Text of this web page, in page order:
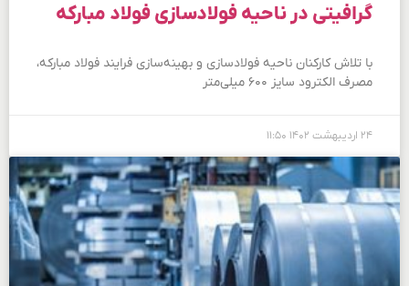
گرافیتی در ناحیه فولادسازی فولاد مبارکه
با تلاش کارکنان ناحیه فولادسازی و بهینه‌سازی فرایند فولاد مبارکه،
مصرف الکترود سایز ۶۰۰ میلی‌متر
۲۴ اردیبهشت ۱۴۰۲ ۱۱:۵۰